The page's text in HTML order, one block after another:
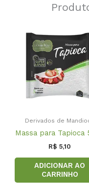
Derivados de
Massa para Tapioca
R$ 5,10
ADICIONAR AO
CARRINHO